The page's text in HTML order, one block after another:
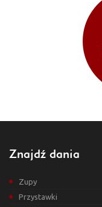
Znajdź dania
Zupy
Przystawki